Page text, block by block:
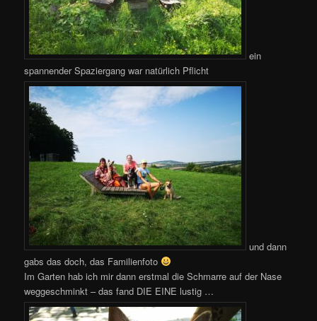
ein
spannender Spaziergang war natürlich Pflicht
und dann
gabs das doch, das Familienfoto
Im Garten hab ich mir dann erstmal die Schmarre auf der Nase
weggeschminkt – das fand DIE EINE lustig …